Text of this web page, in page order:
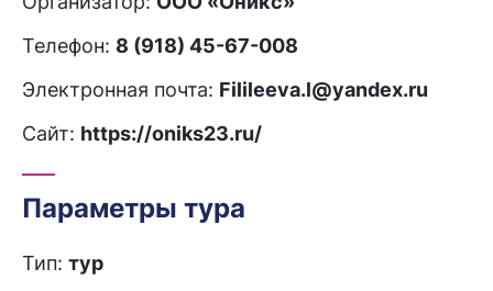
Телефон: 8 (918) 45-67-008
Электронная почта: Filileeva.l@yandex.ru
Сайт: https://oniks23.ru/
Параметры тура
Тип: тур